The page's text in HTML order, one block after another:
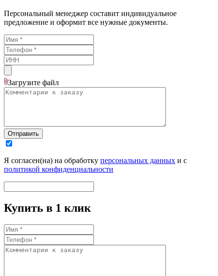
Персональный менеджер составит индивидуальное
предложение и оформит все нужные документы.
Загрузите файл
Отправить
Я согласен(на) на обработку персональных данных и с
политикой конфиденциальности
Купить в 1 клик